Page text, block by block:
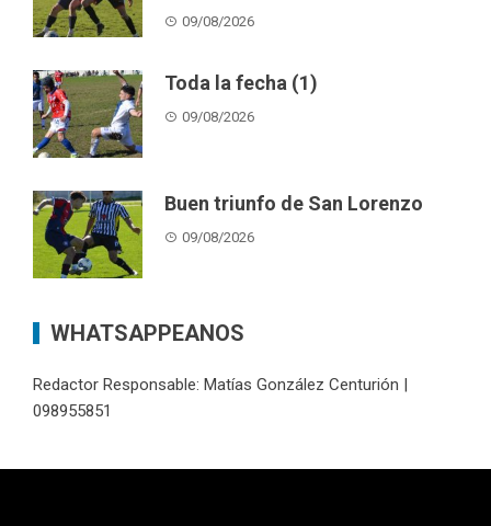
09/08/2026
Toda la fecha (1)
09/08/2026
Buen triunfo de San Lorenzo
09/08/2026
WHATSAPPEANOS
Redactor Responsable: Matías González Centurión |
098955851